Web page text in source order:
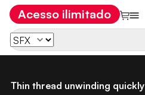
Acesso ilimitado
Thin thread unwinding quickly